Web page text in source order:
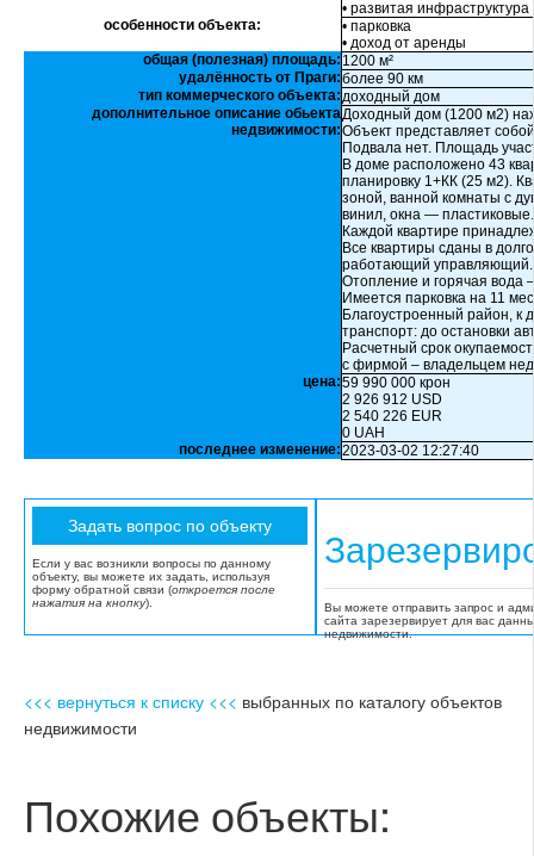
• развитая инфраструктура
особенности объекта:
• парковка
• доход от аренды
общая (полезная) площадь: 1200 м²
удалённость от Праги:более 90 км
тип коммерческого объекта:доходный дом
дополнительное описание обьекта
недвижимости:
Доходный дом (1200 м2)
Объект представляет
Подвала нет. Площадь
В доме расположено 43
планировку 1+КК (25 м2).
зоной, ванной комнаты с
винил, окна — пластиковые.
Каждой квартире
Все квартиры сданы в
работающий управляющий.
Отопление и горячая вода
Имеется парковка на 11
Благоустроенный район, к
транспорт: до остановки
Расчетный срок
с фирмой – владельцем
цена:59 990 000 крон
2 926 912 USD
2 540 226 EUR
0 UAH
последнее изменение:2023-03-02 12:27:40
Если у вас возникли вопросы по данному
объекту, вы можете их задать, используя
форму обратной связи (откроется после
нажатия на кнопку).
Вы можете отправить запрос и
сайта зарезервирует для вас
недвижимости.
<<< вернуться к списку <<< выбранных по каталогу объектов
недвижимости
Похожие объекты: